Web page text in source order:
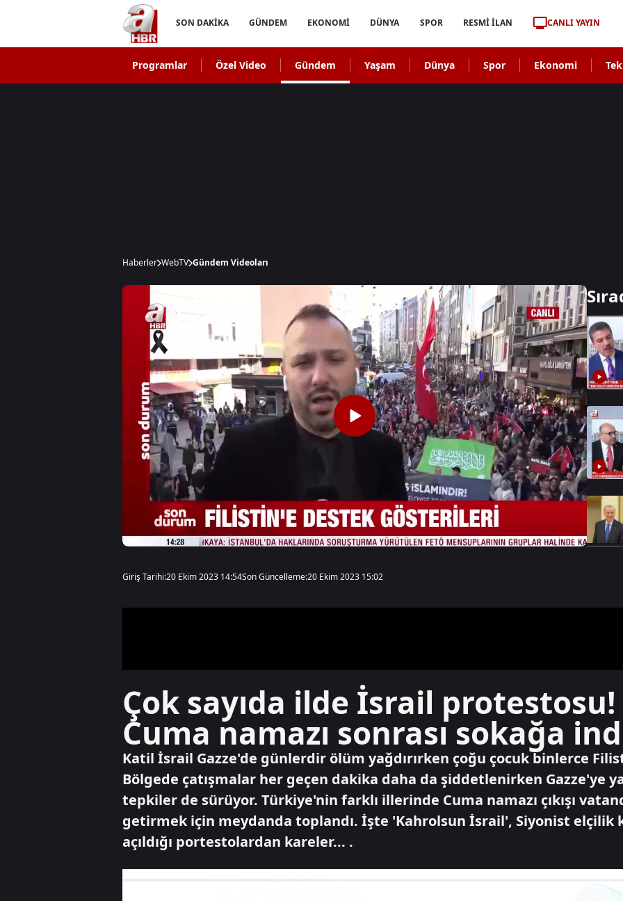
SON DAKİKA GÜNDEM EKONOMİ DÜNYA SPOR RESMİ İLAN CANLI YAYIN
Programlar Özel Video Gündem Yaşam Dünya Spor Ekonomi
Haberler WebTV Gündem Videoları
Giriş Tarihi:20 Ekim 2023 14:54Son Güncelleme:20 Ekim 2023 15:02
Çok sayıda ilde İsrail
Cuma namazı sonrası sokağa
Katil İsrail Gazze'de günlerdir ölüm yağdırırken çoğu çocuk binlerce
Bölgede çatışmalar her geçen dakika daha da şiddetlenirken Gazze'ye
tepkiler de sürüyor. Türkiye'nin farklı illerinde Cuma namazı çıkışı
getirmek için meydanda toplandı. İşte 'Kahrolsun İsrail', Siyonist elçilik
açıldığı portestolardan kareler... .